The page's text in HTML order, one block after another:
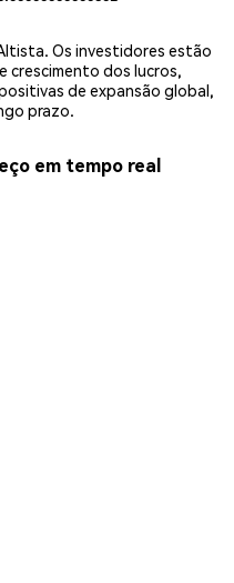
Os investidores estão
crescimento dos lucros,
de expansão global,
prazo.
em tempo real